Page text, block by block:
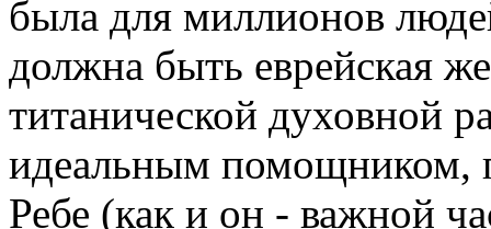
была для миллионов
должна быть еврейская
титанической духовной
идеальным помощником,
Ребе (как и он - важной